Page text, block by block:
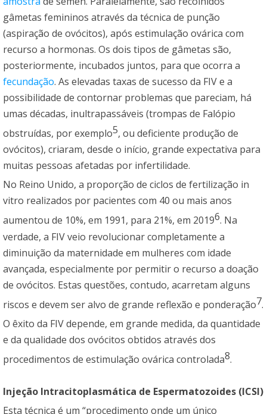
gâmetas femininos através da técnica de punção
(aspiração de ovócitos), após estimulação ovárica com
recurso a hormonas. Os dois tipos de gâmetas são,
posteriormente, incubados juntos, para que ocorra a
fecundação. As elevadas taxas de sucesso da FIV e a
possibilidade de contornar problemas que pareciam, há
umas décadas, inultrapassáveis (trompas de Falópio
obstruídas, por exemplo5, ou deficiente produção de
ovócitos), criaram, desde o início, grande expectativa para
muitas pessoas afetadas por infertilidade.
No Reino Unido, a proporção de ciclos de fertilização in
vitro realizados por pacientes com 40 ou mais anos
aumentou de 10%, em 1991, para 21%, em 20196. Na
verdade, a FIV veio revolucionar completamente a
diminuição da maternidade em mulheres com idade
avançada, especialmente por permitir o recurso a doação
de ovócitos. Estas questões, contudo, acarretam alguns
riscos e devem ser alvo de grande reflexão e ponderação7.
O êxito da FIV depende, em grande medida, da quantidade
e da qualidade dos ovócitos obtidos através dos
procedimentos de estimulação ovárica controlada8.
Injeção Intracitoplasmática de Espermatozoides (ICSI)
Esta técnica é um “procedimento onde um único